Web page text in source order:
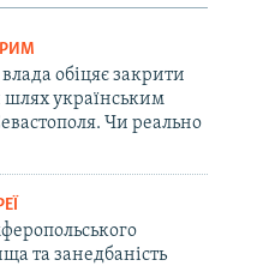
влада обіцяє закрити
українським
Чи реально
та занедбаність